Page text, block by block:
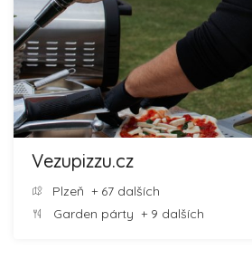
Vezupizzu.cz
Plzeň + 67 dalších
Garden párty + 9 dalších